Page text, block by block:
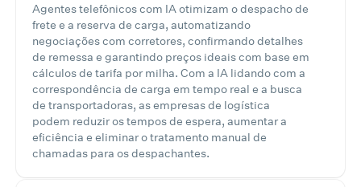
Agentes telefônicos com IA otimizam o despacho de
frete e a reserva de carga, automatizando
negociações com corretores, confirmando detalhes
de remessa e garantindo preços ideais com base em
cálculos de tarifa por milha. Com a IA lidando com a
correspondência de carga em tempo real e a busca
de transportadoras, as empresas de logística
podem reduzir os tempos de espera, aumentar a
eficiência e eliminar o tratamento manual de
chamadas para os despachantes.